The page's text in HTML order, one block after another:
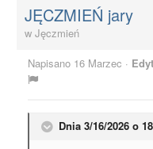
JĘCZMIEŃ jary
w Jęczmień
Napisano 16 Marzec ·
Dnia 3/16/2026 o